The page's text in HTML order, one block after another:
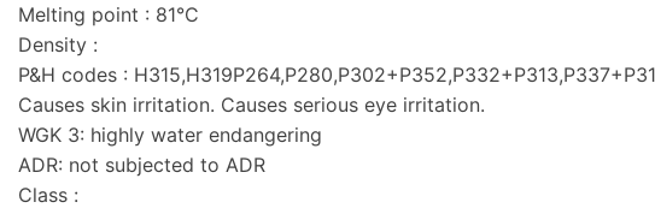
Melting point : 81°C
Density :
P&H codes :
Causes skin irritation. Causes serious eye irritation.
WGK 3: highly water endangering
ADR: not subjected to ADR
Class :